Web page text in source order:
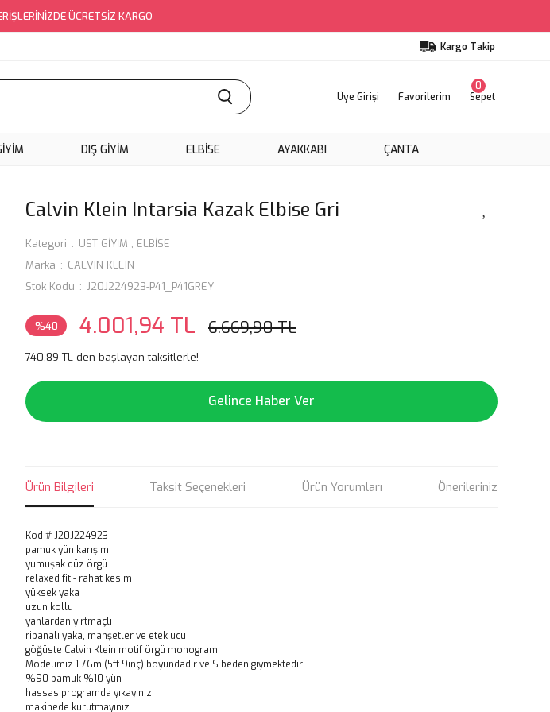
ÜCRETSİZ KARGO
Kargo Takip
Üye Girişi Favorilerim Sepet
0
DIŞ GİYİM ELBİSE AYAKKABI ÇANTA
Calvin Klein Intarsia Kazak Elbise Gri
Kategori ÜST GİYİM , ELBİSE
Marka
CALVIN KLEIN
Stok Kodu
J20J224923-P41_P41GREY
%40 4.001,94 TL 6.669,90 TL
740,89 TL den başlayan taksitlerle!
Gelince Haber Ver
Ürün Bilgileri Taksit Seçenekleri Ürün Yorumları Önerileriniz
Kod # J20J224923
pamuk yün karışımı
yumuşak düz örgü
relaxed fit - rahat kesim
yüksek yaka
uzun kollu
yanlardan yırtmaçlı
ribanalı yaka, manşetler ve etek ucu
göğüste Calvin Klein motif örgü monogram
Modelimiz 1.76m (5ft 9inç) boyundadır ve S beden giymektedir.
%90 pamuk %10 yün
hassas programda yıkayınız
makinede kurutmayınız